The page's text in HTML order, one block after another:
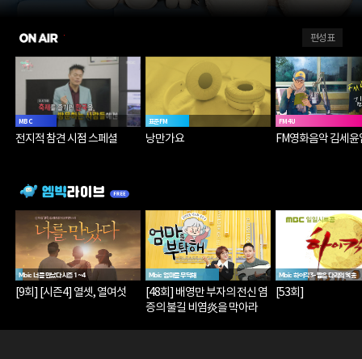
편성표
MBC
전지적 참견 시점 스페셜
표준FM
낭만가요
FM4U
FM영화음악 김세윤
Mbic 너를 만났다 시즌 1~4
[9회] [시즌4] 열셋, 열여섯
Mbic 엄마를 부탁해
[48회] 배영만 부자의 전신 염
증의 불길 비염炎을 막아라
Mbic 하이킥3-짧은 다리의 역습
[53회]